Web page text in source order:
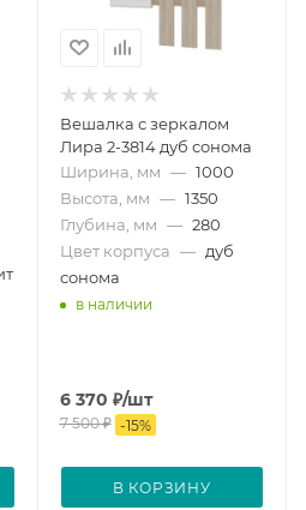
Вешалка с зеркалом
Лира 2-3814 дуб сонома
Ширина, мм — 1000
Высота, мм — 1350
Глубина, мм — 280
Цвет корпуса — дуб
сонома
в наличии
6 370 ₽/шт
7 500₽ -15%
В КОРЗИНУ